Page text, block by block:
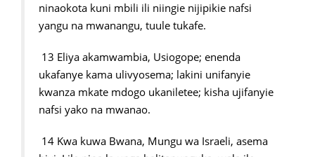
ninaokota kuni mbili ili niingie nijipikie nafsi
yangu na mwanangu, tuule tukafe.
13 Eliya akamwambia, Usiogope; enenda
ukafanye kama ulivyosema; lakini unifanyie
kwanza mkate mdogo ukaniletee; kisha ujifanyie
nafsi yako na mwanao.
14 Kwa kuwa Bwana, Mungu wa Israeli, asema